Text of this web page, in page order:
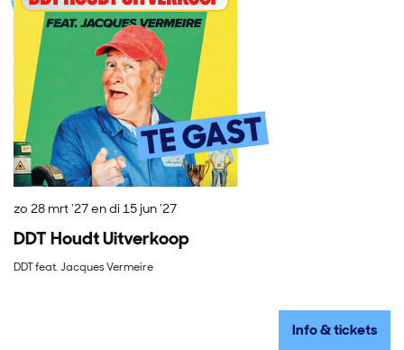
DDT Houdt Uitverkoop
DDT feat. Jacques Vermeire
zo 28 mrt '27endi 15 jun '27
Info & tickets